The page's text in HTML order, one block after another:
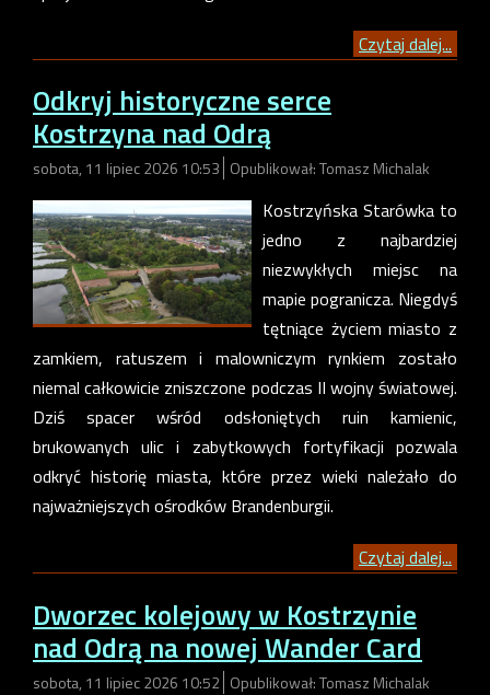
Czytaj dalej...
Odkryj historyczne serce
Kostrzyna nad Odrą
sobota, 11 lipiec 2026 10:53 Opublikował: Tomasz Michalak
Kostrzyńska Starówka to
jedno z najbardziej
niezwykłych miejsc na
mapie pogranicza. Niegdyś
tętniące życiem miasto z
zamkiem, ratuszem i malowniczym rynkiem zostało
niemal całkowicie zniszczone podczas II wojny światowej.
Dziś spacer wśród odsłoniętych ruin kamienic,
brukowanych ulic i zabytkowych fortyfikacji pozwala
odkryć historię miasta, które przez wieki należało do
najważniejszych ośrodków Brandenburgii.
Czytaj dalej...
Dworzec kolejowy w Kostrzynie
nad Odrą na nowej Wander Card
sobota, 11 lipiec 2026 10:52 Opublikował: Tomasz Michalak